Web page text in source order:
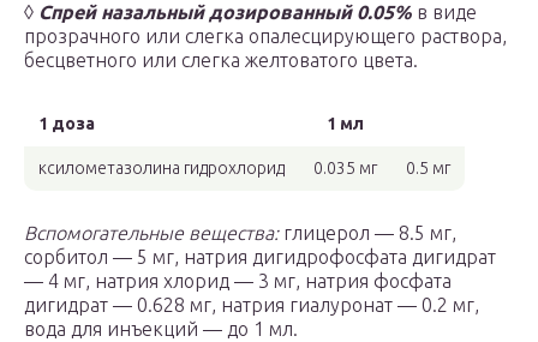
◊ Спрей назальный дозированный 0.05% в виде
прозрачного или слегка опалесцирующего раствора,
бесцветного или слегка желтоватого цвета.
1 доза 1 мл
ксилометазолина гидрохлорид 0.035 мг 0.5 мг
Вспомогательные вещества: глицерол — 8.5 мг,
сорбитол — 5 мг, натрия дигидрофосфата дигидрат
— 4 мг, натрия хлорид — 3 мг, натрия фосфата
дигидрат — 0.628 мг, натрия гиалуронат — 0.2 мг,
вода для инъекций — до 1 мл.